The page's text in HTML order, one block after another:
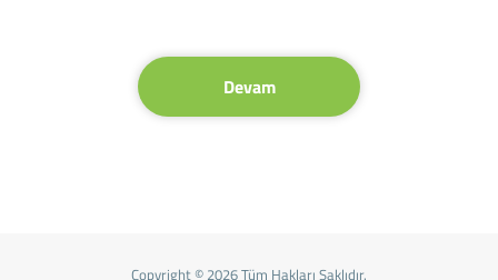
Devam
Copyright © 2026 Tüm Hakları Saklıdır.